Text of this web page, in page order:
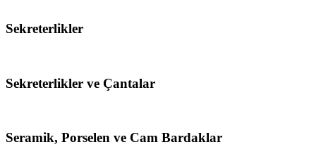
Sekreterlikler
Sekreterlikler ve Çantalar
Seramik, Porselen ve Cam Bardaklar